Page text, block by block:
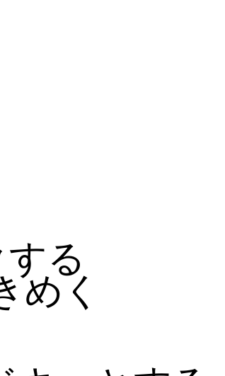
る
めく